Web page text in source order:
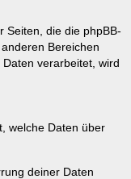
Seiten, die die phpBB-
Bereichen
verarbeitet, wird
welche Daten über
deiner Daten